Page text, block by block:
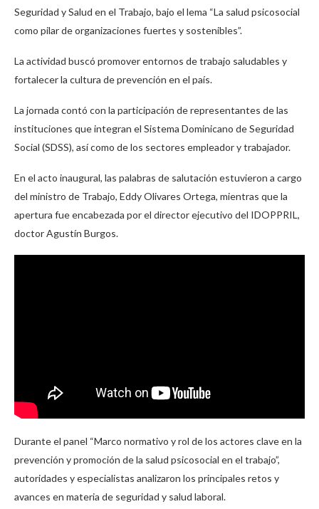
Seguridad y Salud en el Trabajo, bajo el lema “La salud psicosocial
como pilar de organizaciones fuertes y sostenibles”.
La actividad buscó promover entornos de trabajo saludables y
fortalecer la cultura de prevención en el país.
La jornada contó con la participación de representantes de las
instituciones que integran el Sistema Dominicano de Seguridad
Social (SDSS), así como de los sectores empleador y trabajador.
En el acto inaugural, las palabras de salutación estuvieron a cargo
del ministro de Trabajo, Eddy Olivares Ortega, mientras que la
apertura fue encabezada por el director ejecutivo del IDOPPRIL,
doctor Agustín Burgos.
Durante el panel “Marco normativo y rol de los actores clave en la
prevención y promoción de la salud psicosocial en el trabajo”,
autoridades y especialistas analizaron los principales retos y
avances en materia de seguridad y salud laboral.